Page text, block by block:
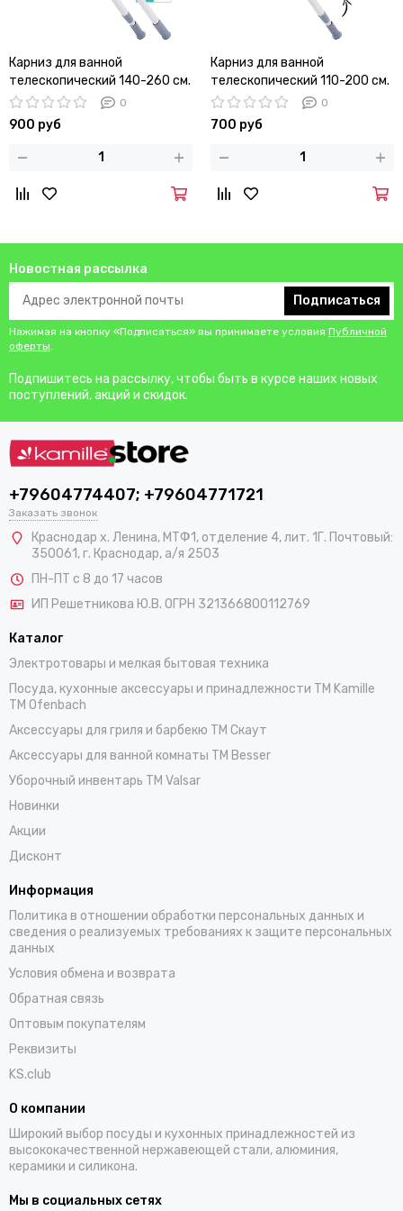
Карниз для ванной
телескопический 140-260 см.
Besser BS 0473H
0
900 руб
Карниз для ванной
телескопический 110-200 см.
Besser BS 0472H
0
700 руб
Новостная рассылка
Подписаться
Нажимая на кнопку «Подписаться» вы принимаете условия Публичной
оферты.
Подпишитесь на рассылку, чтобы быть в курсе наших новых
поступлений, акций и скидок.
+79604774407; +79604771721
Заказать звонок
Краснодар х. Ленина, МТФ1, отделение 4, лит. 1Г. Почтовый:
350061, г. Краснодар, а/я 2503
ПН-ПТ с 8 до 17 часов
ИП Решетникова Ю.В. ОГРН 321366800112769
Каталог
Электротовары и мелкая бытовая техника
Посуда, кухонные аксессуары и принадлежности TM Kamille
TM Ofenbach
Аксессуары для гриля и барбекю TM Скаут
Аксессуары для ванной комнаты TM Besser
Уборочный инвентарь TM Valsar
Новинки
Акции
Дисконт
Информация
Политика в отношении обработки персональных данных и
сведения о реализуемых требованиях к защите персональных
данных
Условия обмена и возврата
Обратная связь
Оптовым покупателям
Реквизиты
KS.club
О компании
Широкий выбор посуды и кухонных принадлежностей из
высококачественной нержавеющей стали, алюминия,
керамики и силикона.
Мы в социальных сетях